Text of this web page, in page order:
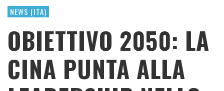
NEWS (ITA)
OBIETTIVO 2050: LA
CINA PUNTA ALLA